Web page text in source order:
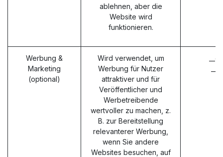
ablehnen, aber die
Website wird
funktionieren.
Werbung &
Marketing
(optional)
Wird verwendet, um
Werbung für Nutzer
attraktiver und für
Veröffentlicher und
Werbetreibende
wertvoller zu machen, z.
B. zur Bereitstellung
relevanterer Werbung,
wenn Sie andere
Websites besuchen, auf